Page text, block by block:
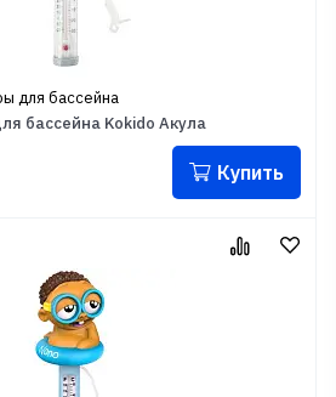
для бассейна
бассейна Kokido Акула
Купить